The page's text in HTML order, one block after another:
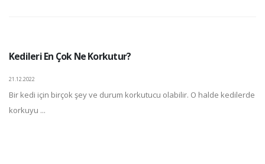
Kedileri En Çok Ne Korkutur?
21.12.2022
Bir kedi için birçok şey ve durum korkutucu olabilir. O halde kedilerde
korkuyu ...